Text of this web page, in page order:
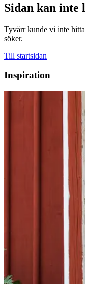
Sidan kan inte
Tyvärr kunde vi inte
söker.
Till startsidan
Inspiration